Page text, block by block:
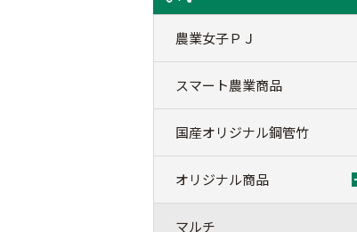
農業女子ＰＪ
スマート農業商品
国産オリジナル鋼管竹
オリジナル商品
マルチ